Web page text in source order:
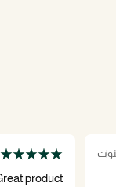
product